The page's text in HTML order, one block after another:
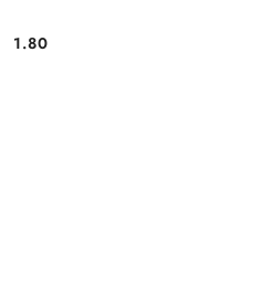
Cena:
1.80